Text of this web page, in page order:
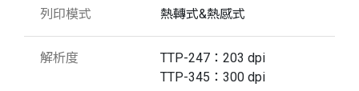
列印模式 熱轉式&熱感式
解析度
TTP-247：203 dpi
TTP-345：300 dpi